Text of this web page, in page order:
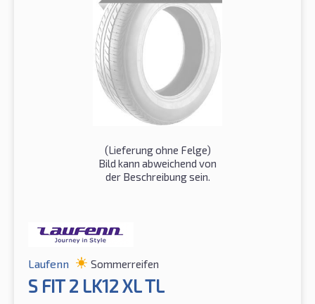
(Lieferung ohne Felge)
Bild kann abweichend von
der Beschreibung sein.
Laufenn Sommerreifen
S FIT 2 LK12 XL TL